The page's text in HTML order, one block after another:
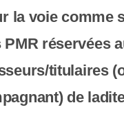
la voie comme
PMR réservées
titulaires
de